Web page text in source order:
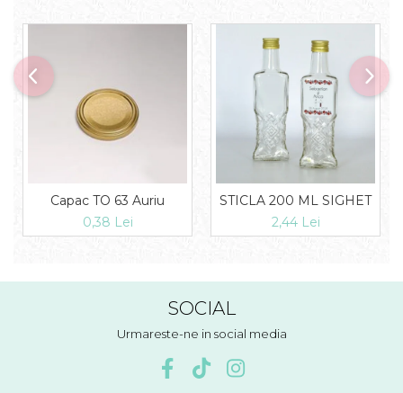
Capac TO 63 Auriu
0,38 Lei
STICLA 200 ML SIGHET
2,44 Lei
SOCIAL
Urmareste-ne in social media